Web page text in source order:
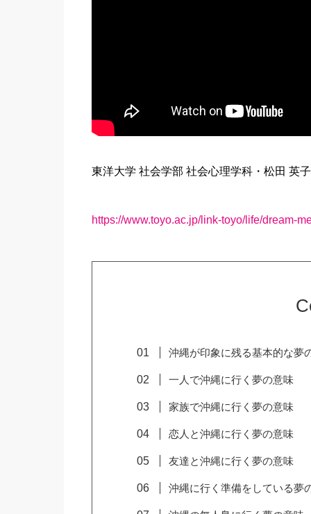
東洋大学 社会学部 社会心理学科・松田 英
https://www.toyo.ac.jp/link-toyo/life/dream-
沖縄が印象に残る基本的な夢
一人で沖縄に行く夢の意味
家族で沖縄に行く夢の意味
恋人と沖縄に行く夢の意味
友達と沖縄に行く夢の意味
沖縄に行く準備をしている夢